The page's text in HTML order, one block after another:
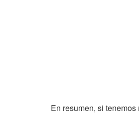
En resumen, si